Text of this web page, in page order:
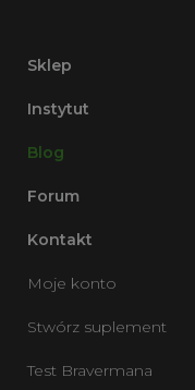
Sklep
Instytut
Blog
Forum
Kontakt
Moje konto
Stwórz suplement
Test Bravermana